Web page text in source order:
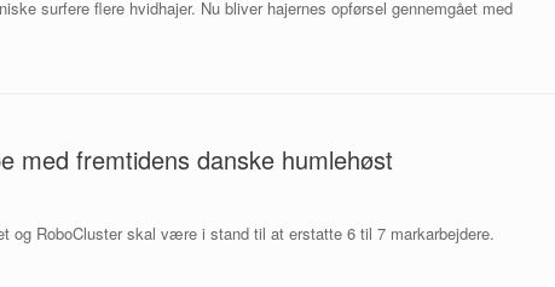
surfere flere hvidhajer. Nu bliver hajernes opførsel gennemgået med
med fremtidens danske humlehøst
og RoboCluster skal være i stand til at erstatte 6 til 7 markarbejdere.